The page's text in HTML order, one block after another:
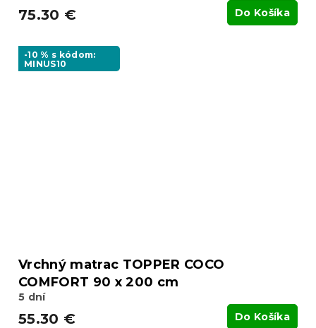
75.30 € Do Košíka
-10 % s kódom:
MINUS10
Vrchný matrac TOPPER COCO
COMFORT 90 x 200 cm
5 dní
55.30 € Do Košíka